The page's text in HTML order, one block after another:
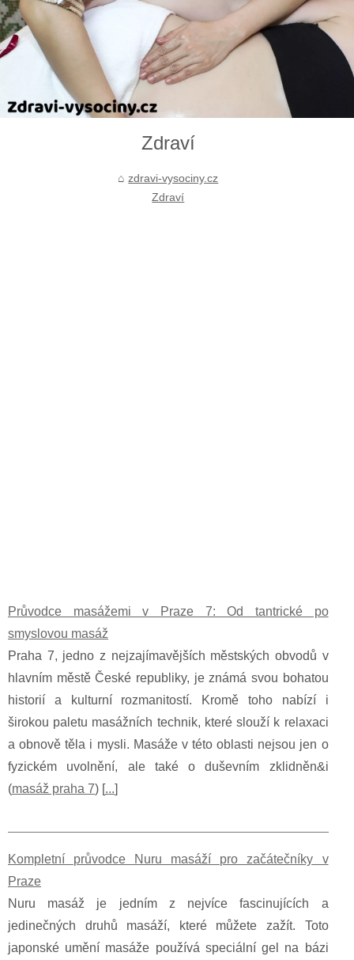
Zdraví
zdravi-vysociny.cz
Zdraví
Průvodce masážemi v Praze 7: Od tantrické po
smyslovou masáž
Praha 7, jedno z nejzajímavějších městských obvodů v
hlavním městě České republiky, je známá svou bohatou
historií a kulturní rozmanitostí. Kromě toho nabízí i
širokou paletu masážních technik, které slouží k relaxaci
a obnově těla i mysli. Masáže v této oblasti nejsou jen o
fyzickém uvolnění, ale také o duševním zklidněn&i
(masáž praha 7) [...]
Kompletní průvodce Nuru masáží pro začátečníky v
Praze
Nuru masáž je jedním z nejvíce fascinujících a
jedinečných druhů masáží, které můžete zažít. Toto
japonské umění masáže používá speciální gel na bázi